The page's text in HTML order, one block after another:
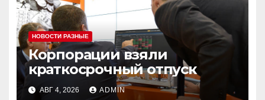
НОВОСТИ РАЗНЫЕ
Корпорации взяли
краткосрочный отпуск
АВГ 4, 2026 ADMIN